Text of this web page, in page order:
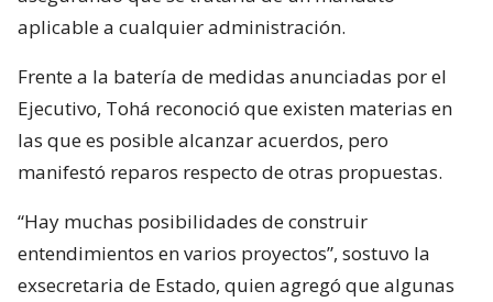
aplicable a cualquier administración.
Frente a la batería de medidas anunciadas por el
Ejecutivo, Tohá reconoció que existen materias en
las que es posible alcanzar acuerdos, pero
manifestó reparos respecto de otras propuestas.
“Hay muchas posibilidades de construir
entendimientos en varios proyectos”, sostuvo la
exsecretaria de Estado, quien agregó que algunas